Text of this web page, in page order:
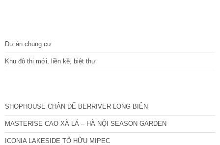
Dự án chung cư
Khu đô thị mới, liền kề, biệt thự
SHOPHOUSE CHÂN ĐẾ BERRIVER LONG BIÊN
MASTERISE CAO XÀ LÁ – HÀ NỘI SEASON GARDEN
ICONIA LAKESIDE TỐ HỮU MIPEC